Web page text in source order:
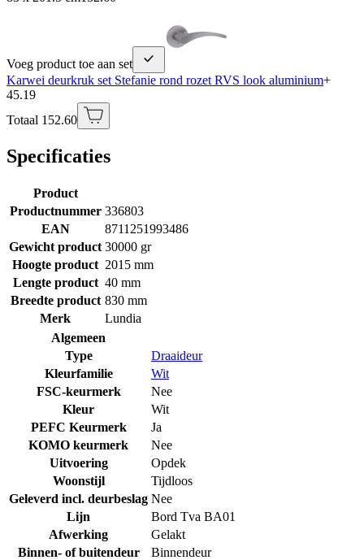
Voeg product toe aan set
Karwei deurkruk set Stefanie rond rozet RVS look aluminium+
45.19
Totaal 152.60
Specificaties
Product
Productnummer 336803
EAN
8711251993486
Gewicht product 30000 gr
Hoogte product 2015 mm
Lengte product 40 mm
Breedte product 830 mm
Merk
Lundia
Algemeen
Type
Draaideur
Kleurfamilie
Wit
FSC-keurmerk
Nee
Kleur
Wit
PEFC Keurmerk
Ja
KOMO keurmerk
Nee
Uitvoering
Opdek
Woonstijl
Tijdloos
Geleverd incl. deurbeslag Nee
Lijn
Bord Tva BA01
Afwerking
Gelakt
Binnen- of buitendeur
Binnendeur